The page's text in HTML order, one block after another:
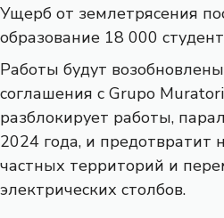
Ущерб от землетрясения
образование 18 000
Работы будут
соглашения с Grupo
разблокирует работы,
2024 года, и предотвратит
частных территорий и
электрических столбов.